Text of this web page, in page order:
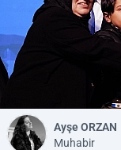
Ayşe ORZAN
Muhabir